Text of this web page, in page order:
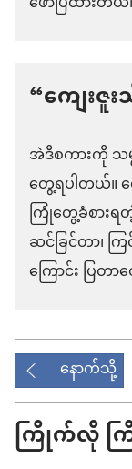
“ကျေး
အဲဒီစကားကို သ
တွေ့ရပါတယ်။
ကြုံတွေ့ခံစား
ဆင်ခြင်တာ၊
ကြောင်း ပြတ
နောက်သို့
ကြိုက်လို ကြို